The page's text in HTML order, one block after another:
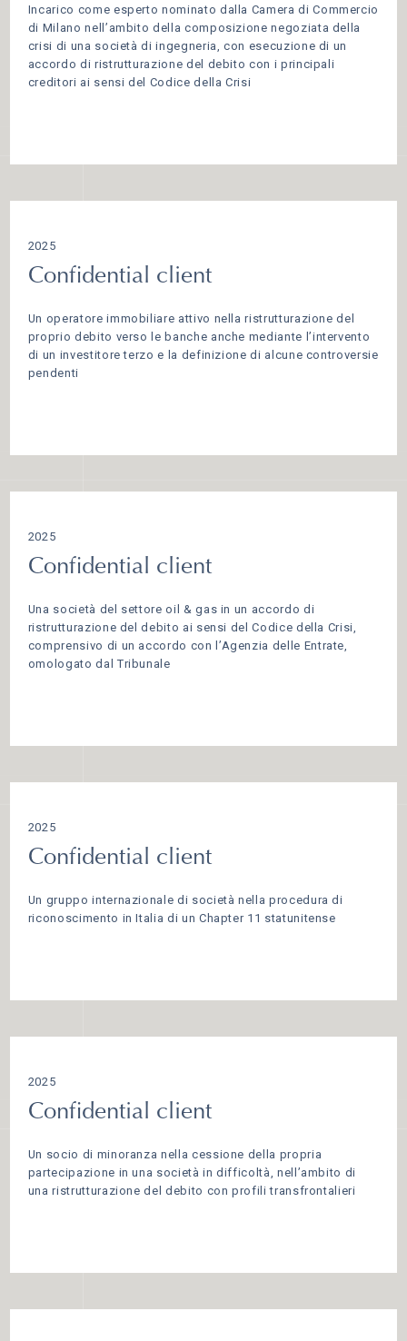
Incarico come esperto nominato dalla Camera di Commercio
di Milano nell’ambito della composizione negoziata della
crisi di una società di ingegneria, con esecuzione di un
accordo di ristrutturazione del debito con i principali
creditori ai sensi del Codice della Crisi
2025
Confidential client
Un operatore immobiliare attivo nella ristrutturazione del
proprio debito verso le banche anche mediante l’intervento
di un investitore terzo e la definizione di alcune controversie
pendenti
2025
Confidential client
Una società del settore oil & gas in un accordo di
ristrutturazione del debito ai sensi del Codice della Crisi,
comprensivo di un accordo con l’Agenzia delle Entrate,
omologato dal Tribunale
2025
Confidential client
Un gruppo internazionale di società nella procedura di
riconoscimento in Italia di un Chapter 11 statunitense
2025
Confidential client
Un socio di minoranza nella cessione della propria
partecipazione in una società in difficoltà, nell’ambito di
una ristrutturazione del debito con profili transfrontalieri